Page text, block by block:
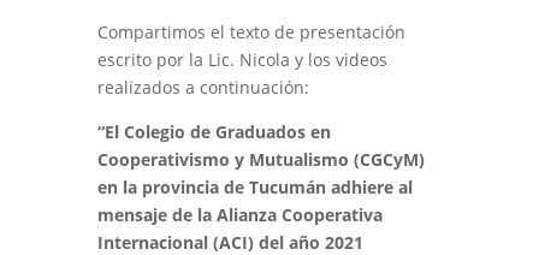
Compartimos el texto de presentación
escrito por la Lic. Nicola y los videos
realizados a continuación:
“El Colegio de Graduados en
Cooperativismo y Mutualismo (CGCyM)
en la provincia de Tucumán adhiere al
mensaje de la Alianza Cooperativa
Internacional (ACI) del año 2021